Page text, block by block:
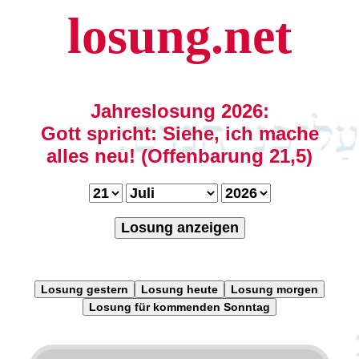
losung.net
Jahreslosung 2026:
Gott spricht: Siehe, ich mache
alles neu! (Offenbarung 21,5)
Losung anzeigen
Losung gestern Losung heute
Losung morgen
Losung für kommenden Sonntag